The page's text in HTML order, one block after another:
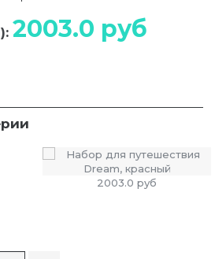
2003.0 руб
2003.0 руб